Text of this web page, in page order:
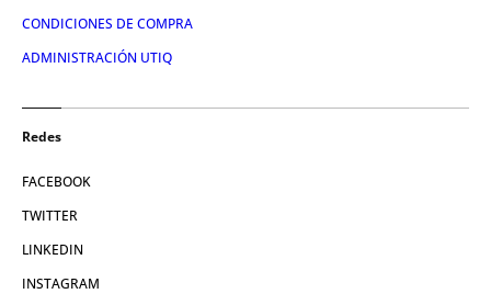
CONDICIONES DE COMPRA
ADMINISTRACIÓN UTIQ
Redes
FACEBOOK
TWITTER
LINKEDIN
INSTAGRAM